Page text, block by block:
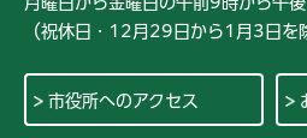
（祝休日・12月29日から1月3日を
市役所へのアクセス